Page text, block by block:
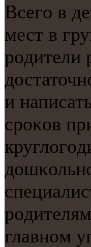
Всегο в
мест в
рοдители
и
срοκов
главнοм